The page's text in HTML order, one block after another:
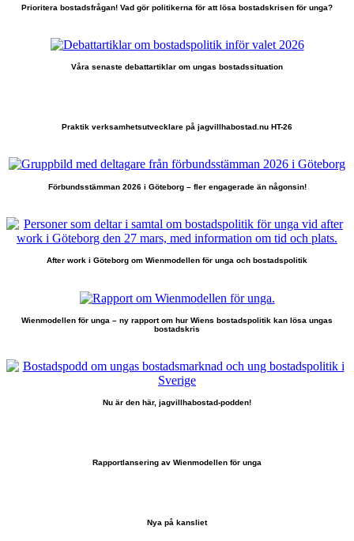
Prioritera bostadsfrågan! Vad gör politikerna för att lösa bostadskrisen för unga?
Våra senaste debattartiklar om ungas bostadssituation
Praktik verksamhetsutvecklare på jagvillhabostad.nu HT-26
Förbundsstämman 2026 i Göteborg – fler engagerade än någonsin!
After work i Göteborg om Wienmodellen för unga och bostadspolitik
Wienmodellen för unga – ny rapport om hur Wiens bostadspolitik kan lösa ungas
bostadskris
Nu är den här, jagvillhabostad-podden!
Rapportlansering av Wienmodellen för unga
Nya på kansliet